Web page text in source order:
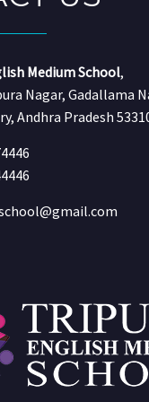
Medium School,
Nagar, Gadallama
Andhra Pradesh